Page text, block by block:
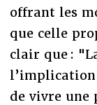
offrant les
que celle
clair que :
l’implication
de vivre